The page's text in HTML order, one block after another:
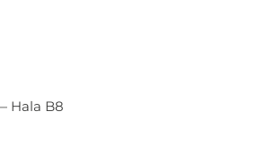
Hala B8